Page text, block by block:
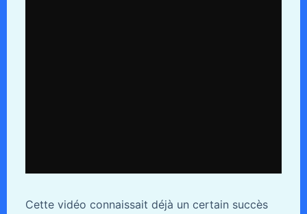
Cette vidéo connaissait déjà un certain succès